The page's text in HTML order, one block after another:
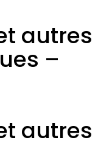
autres
–
autres